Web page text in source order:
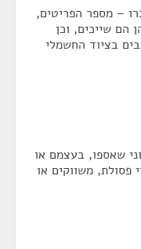
– מספר הפריטים,
הם שייכים, וכן
בציוד החשמלי
שאספו, בעצמם או
פסולת, משווקים או